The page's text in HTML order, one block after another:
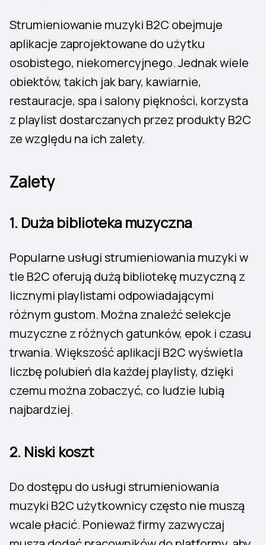
Strumieniowanie muzyki B2C obejmuje
aplikacje zaprojektowane do użytku
osobistego, niekomercyjnego. Jednak wiele
obiektów, takich jak bary, kawiarnie,
restauracje, spa i salony piękności, korzysta
z playlist dostarczanych przez produkty B2C
ze względu na ich zalety.
Zalety
1. Duża biblioteka muzyczna
Popularne usługi strumieniowania muzyki w
tle B2C oferują dużą bibliotekę muzyczną z
licznymi playlistami odpowiadającymi
różnym gustom. Można znaleźć selekcje
muzyczne z różnych gatunków, epok i czasu
trwania. Większość aplikacji B2C wyświetla
liczbę polubień dla każdej playlisty, dzięki
czemu można zobaczyć, co ludzie lubią
najbardziej.
2. Niski koszt
Do dostępu do usługi strumieniowania
muzyki B2C użytkownicy często nie muszą
wcale płacić. Ponieważ firmy zazwyczaj